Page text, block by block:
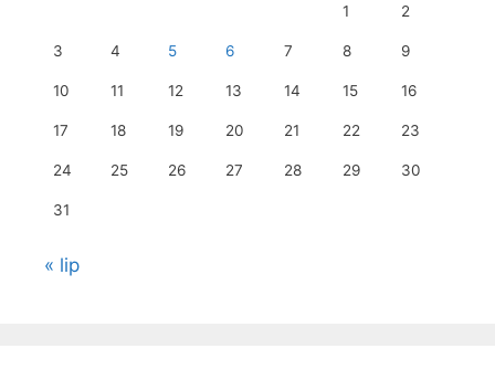
1 2
3 4 5 6 7 8 9
10 11 12 13 14 15 16
17 18 19 20 21 22 23
24 25 26 27 28 29 30
31
« lip